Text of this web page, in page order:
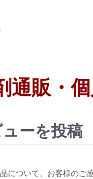
通販・
ーを投稿
について、お客様のご